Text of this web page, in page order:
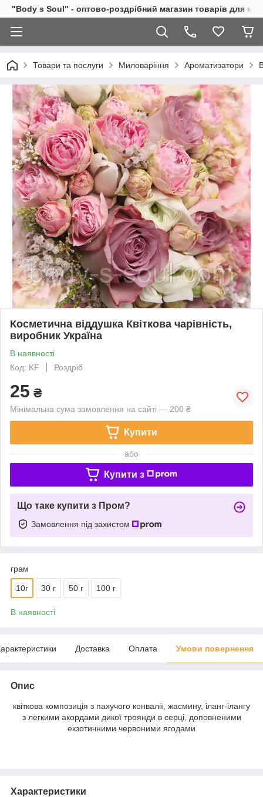
"Body s Soul" - оптово-роздрібний магазин товарів для
Товари та послуги Миловаріння Ароматизатори
Косметична віддушка Квіткова чарівність,
виробник Україна
В наявності
Код: KF
Роздріб
25 ₴
Мінімальна сума замовлення на сайті — 200 ₴
Купити
або
Купити з
Що таке купити з Пром?
Замовлення під захистом
грам
10г 30 г 50 г 100 г
В наявності
Доставка Оплата Умови повернення
Опис
квіткова композиція з пахучого конвалії, жасмину, іланг-ілангу
з легкими акордами дикої троянди в серці, доповненими
екзотичними червоними ягодами
Характеристики